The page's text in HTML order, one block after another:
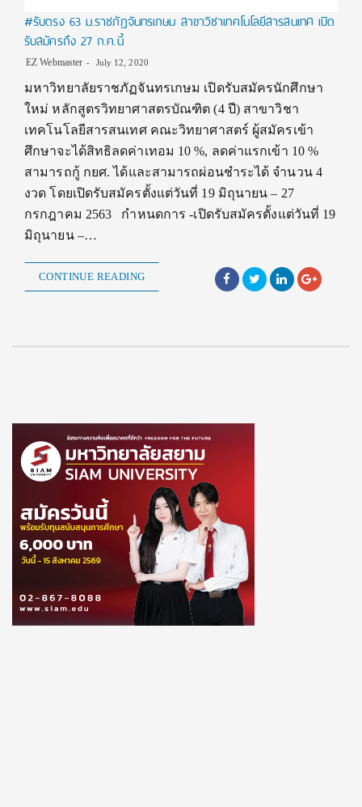
#รับตรง 63 ม.ราชภัฏจันทรเกษม สาขาวิชาเทคโนโลยีสารสนเทศ เปิด
รับสมัครถึง 27 ก.ค.นี้
EZ Webmaster July 12, 2020
มหาวิทยาลัยราชภัฏจันทรเกษม เปิดรับสมัครนักศึกษา
ใหม่ หลักสูตรวิทยาศาสตรบัณฑิต (4 ปี) สาขาวิชา
เทคโนโลยีสารสนเทศ คณะวิทยาศาสตร์ ผู้สมัครเข้า
ศึกษาจะได้สิทธิลดค่าเทอม 10 %, ลดค่าแรกเข้า 10 %
สามารถกู้ กยศ. ได้และสามารถผ่อนชำระได้ จำนวน 4
งวด โดยเปิดรับสมัครตั้งแต่วันที่ 19 มิถุนายน – 27
กรกฎาคม 2563 กำหนดการ -เปิดรับสมัครตั้งแต่วันที่ 19
มิถุนายน –…
CONTINUE READING